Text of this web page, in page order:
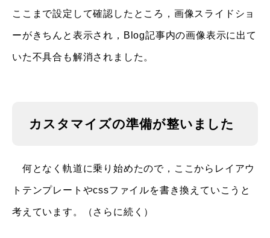
ここまで設定して確認したところ，画像スライドショ
ーがきちんと表示され，Blog記事内の画像表示に出て
いた不具合も解消されました。
カスタマイズの準備が整いました
何となく軌道に乗り始めたので，ここからレイアウ
トテンプレートやcssファイルを書き換えていこうと
考えています。（さらに続く）